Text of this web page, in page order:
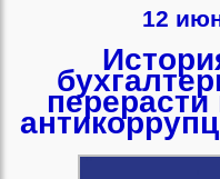
12